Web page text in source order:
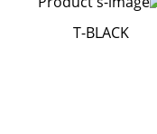
T-BLACK